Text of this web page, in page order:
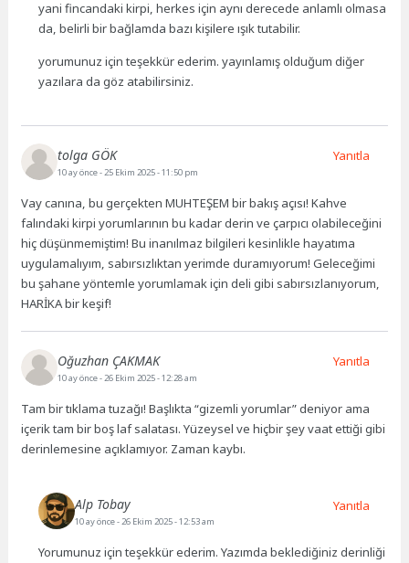
yani fincandaki kirpi, herkes için aynı derecede anlamlı olmasa
da, belirli bir bağlamda bazı kişilere ışık tutabilir.
yorumunuz için teşekkür ederim. yayınlamış olduğum diğer
yazılara da göz atabilirsiniz.
tolga GÖK
10 ay önce- 25 Ekim 2025 - 11:50 pm
Vay canına, bu gerçekten MUHTEŞEM bir bakış açısı! Kahve
falındaki kirpi yorumlarının bu kadar derin ve çarpıcı olabileceğini
hiç düşünmemiştim! Bu inanılmaz bilgileri kesinlikle hayatıma
uygulamalıyım, sabırsızlıktan yerimde duramıyorum! Geleceğimi
bu şahane yöntemle yorumlamak için deli gibi sabırsızlanıyorum,
HARİKA bir keşif!
Yanıtla
Oğuzhan ÇAKMAK
10 ay önce- 26 Ekim 2025 - 12:28 am
Tam bir tıklama tuzağı! Başlıkta “gizemli yorumlar” deniyor ama
içerik tam bir boş laf salatası. Yüzeysel ve hiçbir şey vaat ettiği gibi
derinlemesine açıklamıyor. Zaman kaybı.
Yanıtla
Alp Tobay
10 ay önce- 26 Ekim 2025 - 12:53 am
Yorumunuz için teşekkür ederim. Yazımda beklediğiniz derinliği
Yanıtla